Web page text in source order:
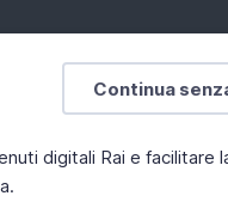
Continua
digitali Rai e facilitare